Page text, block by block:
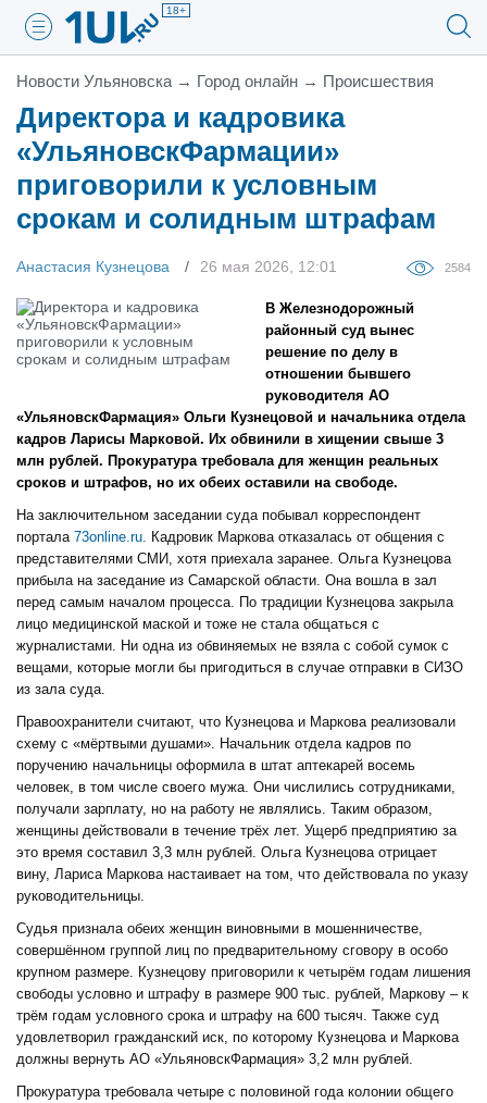
18+
Новости Ульяновска → Город онлайн → Проиcшествия
Директора и кадровика
«УльяновскФармации»
приговорили к условным
срокам и солидным штрафам
Анастасия Кузнецова 26 мая 2026, 12:01 2584
В Железнодорожный
районный суд вынес
решение по делу в
отношении бывшего
руководителя АО
«УльяновскФармация» Ольги Кузнецовой и начальника отдела
кадров Ларисы Марковой. Их обвинили в хищении свыше 3
млн рублей. Прокуратура требовала для женщин реальных
сроков и штрафов, но их обеих оставили на свободе.
На заключительном заседании суда побывал корреспондент
портала 73online.ru.
Кадровик Маркова отказалась от общения с
представителями СМИ, хотя приехала заранее. Ольга Кузнецова
прибыла на заседание из Самарской области. Она вошла в зал
перед самым началом процесса. По традиции Кузнецова закрыла
лицо медицинской маской и тоже не стала общаться с
журналистами. Ни одна из обвиняемых не взяла с собой сумок с
вещами, которые могли бы пригодиться в случае отправки в СИЗО
из зала суда.
Правоохранители считают, что Кузнецова и Маркова реализовали
схему с «мёртвыми душами». Начальник отдела кадров по
поручению начальницы оформила в штат аптекарей восемь
человек, в том числе своего мужа. Они числились сотрудниками,
получали зарплату, но на работу не являлись. Таким образом,
женщины действовали в течение трёх лет. Ущерб предприятию за
это время составил 3,3 млн рублей. Ольга Кузнецова отрицает
вину, Лариса Маркова настаивает на том, что действовала по указу
руководительницы.
Судья признала обеих женщин виновными в мошенничестве,
совершённом группой лиц по предварительному сговору в особо
крупном размере. Кузнецову приговорили к четырём годам лишения
свободы условно и штрафу в размере 900 тыс. рублей, Маркову – к
трём годам условного срока и штрафу на 600 тысяч. Также суд
удовлетворил гражданский иск, по которому Кузнецова и Маркова
должны вернуть АО «УльяновскФармация» 3,2 млн рублей.
Прокуратура требовала четыре с половиной года колонии общего